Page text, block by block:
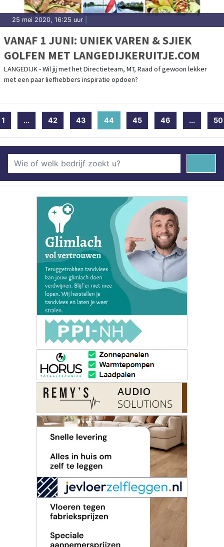
25 mei 2020, 16:25 uur
VANAF 1 JUNI: UNIEK VAREN & SJIEK
GOLFEN MET LANGEDIJKERUITJE.COM
LANGEDIJK - Wil jij met het Directieteam, MT, Raad of gewoon lekker
met een paar liefhebbers inspiratie opdoen?
1 ... 42 43 44 (current)
45 46 ... 50